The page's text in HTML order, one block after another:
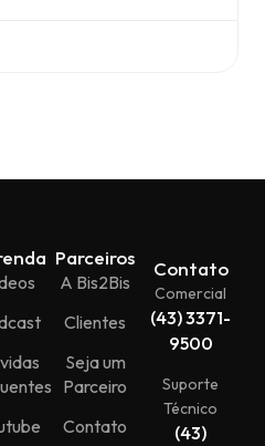
Parceiros
A Bis2Bis
Clientes
Seja um
Parceiro
Contato
Contato
Comercial
(43) 3371-
9500
Suporte
Técnico
(43)